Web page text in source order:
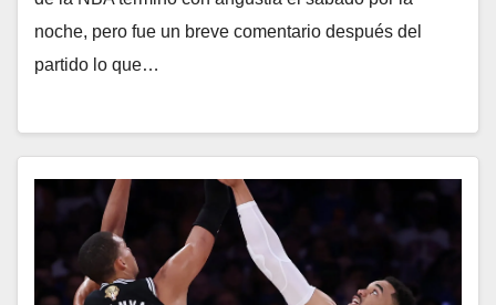
noche, pero fue un breve comentario después del
partido lo que…